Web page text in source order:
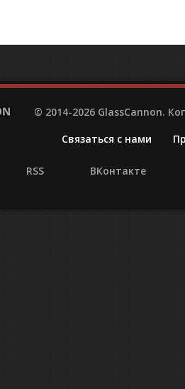
© 2014-2026 GlassCannon.
Связаться с нами
RSS ВКонтакте